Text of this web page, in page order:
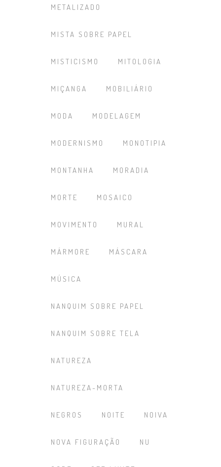
METALIZADO
MISTA SOBRE PAPEL
MISTICISMO MITOLOGIA
MIÇANGA MOBILIÁRIO
MODA MODELAGEM
MODERNISMO MONOTIPIA
MONTANHA MORADIA
MORTE MOSAICO
MOVIMENTO MURAL
MÁRMORE MÁSCARA
MÚSICA
NANQUIM SOBRE PAPEL
NANQUIM SOBRE TELA
NATUREZA
NATUREZA-MORTA
NEGROS NOITE NOIVA
NOVA FIGURAÇÃO NU